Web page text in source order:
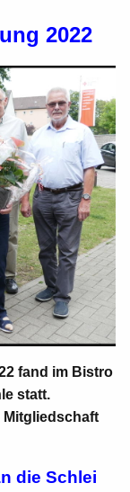
2022
fand im Bistro
statt.
Mitgliedschaft
die Schlei